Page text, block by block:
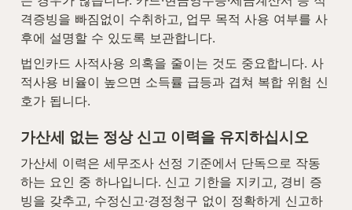
격증빙을 빠짐없이 수취하고, 업무 목적 사용 여부를 사
후에 설명할 수 있도록 보관합니다.
법인카드 사적사용 의혹을 줄이는 것도 중요합니다. 사
적사용 비율이 높으면 소득률 급등과 겹쳐 복합 위험 신
호가 됩니다.
가산세 없는 정상 신고 이력을 유지하십시오
가산세 이력은 세무조사 선정 기준에서 단독으로 작동
하는 요인 중 하나입니다. 신고 기한을 지키고, 경비 증
빙을 갖추고, 수정신고·경정청구 없이 정확하게 신고하